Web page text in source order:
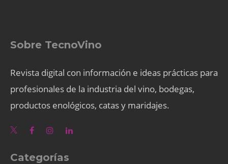
Sobre TecnoVino
Revista digital con información e ideas prácticas para
profesionales de la industria del vino, bodegas,
productos enológicos, catas y maridajes.
Categorías